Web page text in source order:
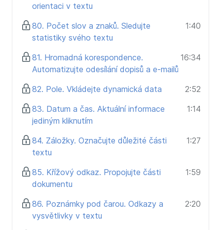
orientaci v textu
80. Počet slov a znaků. Sledujte
statistiky svého textu
1:40
81. Hromadná korespondence.
Automatizujte odesílání dopisů a e-mailů
16:34
82. Pole. Vkládejte dynamická data
2:52
83. Datum a čas. Aktuální informace
jediným kliknutím
1:14
84. Záložky. Označujte důležité části
textu
1:27
85. Křížový odkaz. Propojujte části
dokumentu
1:59
86. Poznámky pod čarou. Odkazy a
vysvětlivky v textu
2:20